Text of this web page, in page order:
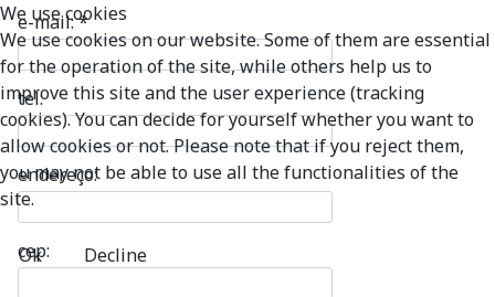
e-mail:*
tel:
endereço:
cep:
We use cookies
We use cookies on our website. Some of them are essential
for the operation of the site, while others help us to
improve this site and the user experience (tracking
cookies). You can decide for yourself whether you want to
allow cookies or not. Please note that if you reject them,
you may not be able to use all the functionalities of the
site.
Ok Decline